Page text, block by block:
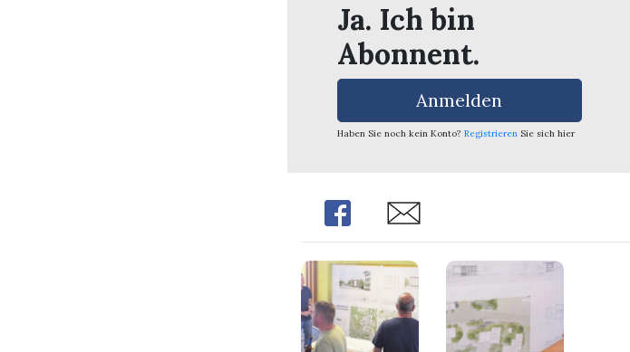
Ja. Ich bin
Abonnent.
Anmelden
Haben Sie noch kein Konto? Registrieren Sie sich hier
Share Share